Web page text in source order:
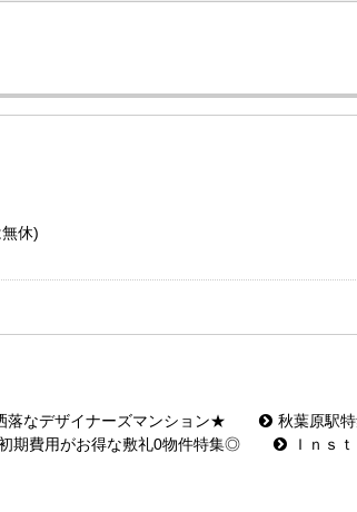
休)
落なデザイナーズマンション★
秋葉原駅
期費用がお得な敷礼0物件特集◎
Ｉｎｓ